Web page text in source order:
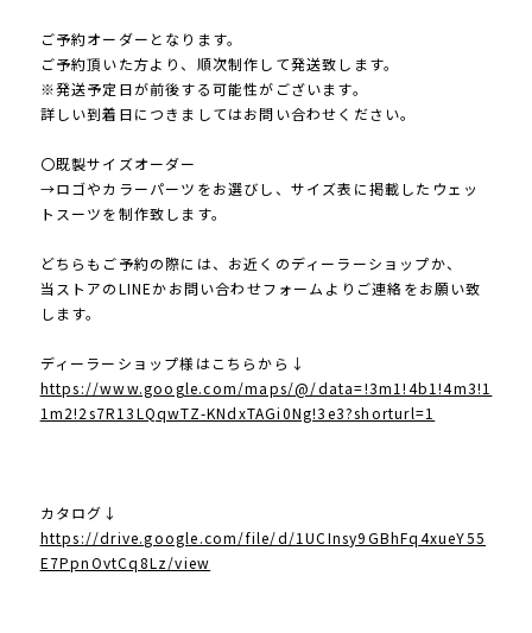
ご予約オーダーとなります。
ご予約頂いた方より、順次制作して発送致します。
※発送予定日が前後する可能性がございます。
詳しい到着日につきましてはお問い合わせください。
〇既製サイズオーダー
→ロゴやカラーパーツをお選びし、サイズ表に掲載したウェッ
トスーツを制作致します。
どちらもご予約の際には、お近くのディーラーショップか、
当ストアのLINEかお問い合わせフォームよりご連絡をお願い致
します。
ディーラーショップ様はこちらから↓
https://www.google.com/maps/@/data=!3m1!4b1!4m3!1
1m2!2s7R13LQqwTZ-KNdxTAGi0Ng!3e3?shorturl=1
カタログ↓
https://drive.google.com/file/d/1UCInsy9GBhFq4xueY55
E7PpnOvtCq8Lz/view